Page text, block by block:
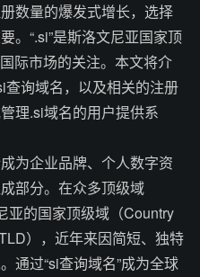
数量的爆发式增长，选择
。“.si”是斯洛文尼亚国家顶
际市场的关注。本文将介
查询域名，以及相关的注册
理.si域名的用户提供系
为企业品牌、个人数字资
部分。在众多顶级域
亚的国家顶级域（Country
），近年来因简短、独特
通过“si查询域名”成为全球